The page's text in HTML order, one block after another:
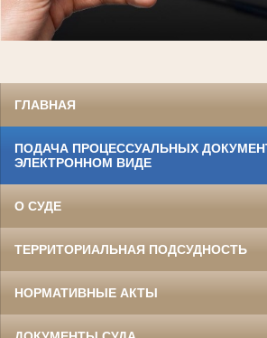
ГЛАВНАЯ
ПОДАЧА ПРОЦЕССУАЛЬНЫХ
ЭЛЕКТРОННОМ ВИДЕ
О СУДЕ
ТЕРРИТОРИАЛЬНАЯ ПОДСУДНОСТЬ
НОРМАТИВНЫЕ АКТЫ